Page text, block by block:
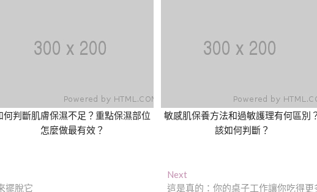
何判斷肌膚保濕不足？重點保濕部位
怎麼做最有效？
敏感肌保養方法和過敏護理有何區別
該如何判斷？
擺脫它
NextNext
post:
這是真的：你的桌子工作讓你吃得更